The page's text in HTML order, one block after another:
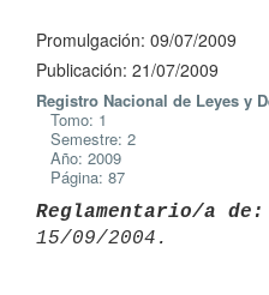
Promulgación: 09/07/2009
Publicación: 21/07/2009
Registro Nacional de Leyes y
Tomo: 1
Semestre: 2
Año: 2009
Página: 87
Reglamentario/a de: